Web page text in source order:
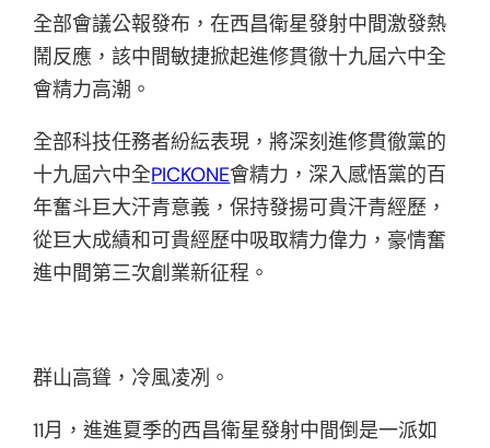
全部會議公報發布，在西昌衛星發射中間激發熱
鬧反應，該中間敏捷掀起進修貫徹十九屆六中全
會精力高潮。
全部科技任務者紛紜表現，將深刻進修貫徹黨的
十九屆六中全PICKONE會精力，深入感悟黨的百
年奮斗巨大汗青意義，保持發揚可貴汗青經歷，
從巨大成績和可貴經歷中吸取精力偉力，豪情奮
進中間第三次創業新征程。
群山高聳，冷風凌冽。
11月，進進夏季的西昌衛星發射中間倒是一派如